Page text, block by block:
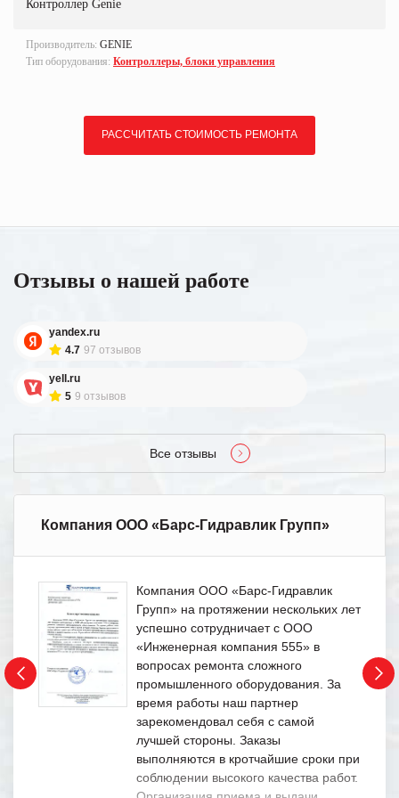
Контроллер Genie
Производитель: GENIE
Тип оборудования: Контроллеры, блоки управления
РАССЧИТАТЬ СТОИМОСТЬ РЕМОНТА
Отзывы о нашей работе
yandex.ru
4.7 97 отзывов
yell.ru
5 9 отзывов
Все отзывы
Компания ООО «Барс-Гидравлик Групп»
Компания ООО «Барс-Гидравлик
Групп» на протяжении нескольких лет
успешно сотрудничает с ООО
«Инженерная компания 555» в
вопросах ремонта сложного
промышленного оборудования. За
время работы наш партнер
зарекомендовал себя с самой
лучшей стороны. Заказы
выполняются в кротчайшие сроки при
соблюдении высокого качества работ.